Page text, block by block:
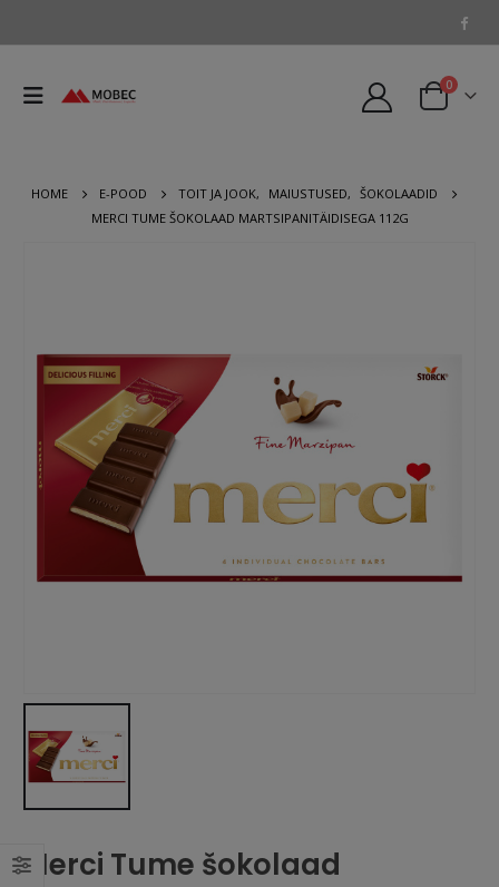
0
HOME E-POOD TOIT JA JOOK, MAIUSTUSED, ŠOKOLAADID
MERCI TUME ŠOKOLAAD MARTSIPANITÄIDISEGA 112G
Merci Tume šokolaad